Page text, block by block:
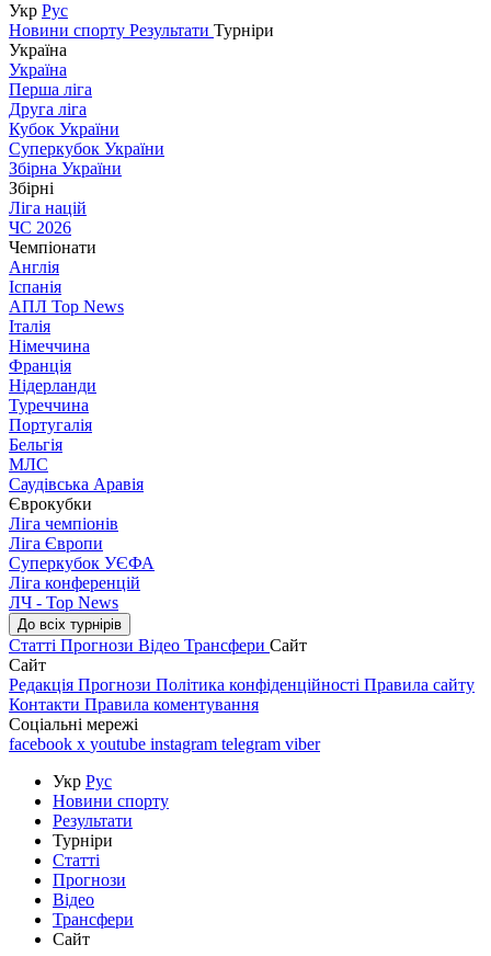
Укр Рус
Новини спорту Результати Турніри
Україна
Україна
Перша ліга
Друга ліга
Кубок України
Суперкубок України
Збірна України
Збірні
Ліга націй
ЧС 2026
Чемпіонати
Англія
Іспанія
АПЛ Top News
Італія
Німеччина
Франція
Нідерланди
Туреччина
Португалія
Бельгія
МЛС
Саудівська Аравія
Єврокубки
Ліга чемпіонів
Ліга Європи
Суперкубок УЄФА
Ліга конференцій
ЛЧ - Top News
До всіх турнірів
Статті Прогнози Відео Трансфери Сайт
Сайт
Редакція Прогнози Політика конфіденційності Правила сайту
Контакти Правила коментування
Соціальні мережі
facebook x youtube instagram telegram viber
Укр Рус
Новини спорту
Результати
Турніри
Статті
Прогнози
Відео
Трансфери
Сайт